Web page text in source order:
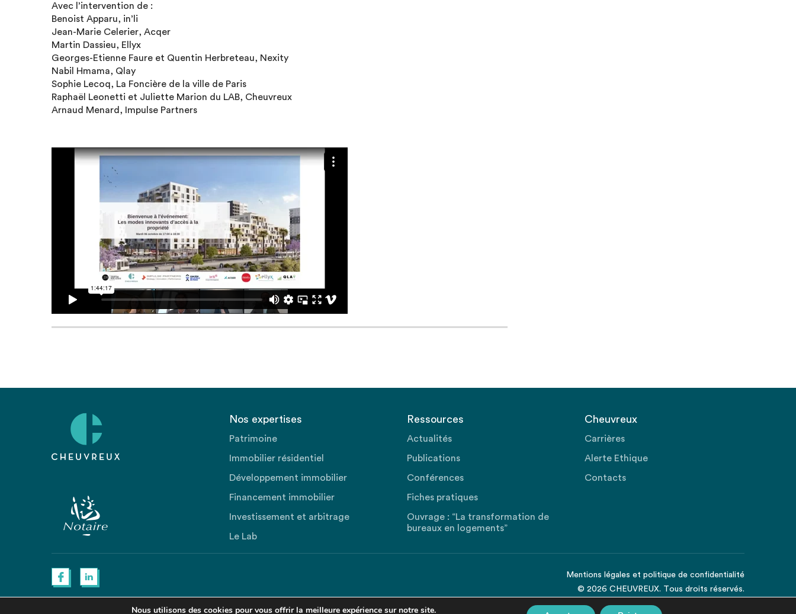
Avec l’intervention de :
Benoist Apparu, in’li
Jean-Marie Celerier, Acqer
Martin Dassieu, Ellyx
Georges-Etienne Faure et Quentin Herbreteau, Nexity
Nabil Hmama, Qlay
Sophie Lecoq, La Foncière de la ville de Paris
Raphaël Leonetti et Juliette Marion du LAB, Cheuvreux
Arnaud Menard, Impulse Partners
Nos expertises
Patrimoine
Immobilier résidentiel
Développement immobilier
Financement immobilier
Investissement et arbitrage
Le Lab
Ressources
Actualités
Publications
Conférences
Fiches pratiques
Ouvrage : “La transformation de
bureaux en logements”
Cheuvreux
Carrières
Alerte Ethique
Contacts
Mentions légales et politique de confidentialité
© 2026 CHEUVREUX. Tous droits réservés.
Nous utilisons des cookies pour vous offrir la meilleure expérience sur notre site.